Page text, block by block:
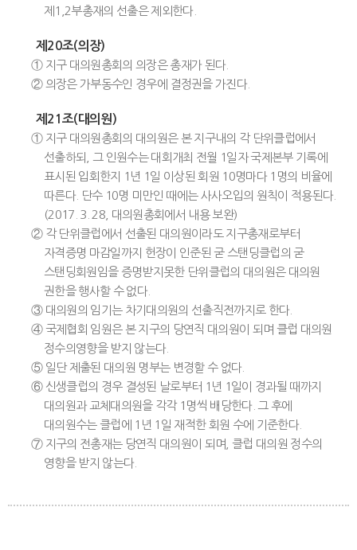
제1,2부총재의 선출은 제외한다.
제20조(의장)
① 지구 대의원총회의 의장은 총재가 된다.
② 의장은 가부동수인 경우에 결정권을 가진다.
제21조(대의원)
① 지구 대의원총회의 대의원은 본 지구내의 각 단위클럽에서
선출하되, 그 인원수는 대회개최 전월 1일자 국제본부 기록에
표시된 입회한지 1년 1일 이상된 회원 10명마다 1명의 비율에
따른다. 단수 10명 미만인 때에는 사사오입의 원칙이 적용된다.
(2017. 3. 28, 대의원총회에서 내용 보완)
② 각 단위클럽에서 선출된 대의원이라도 지구총재로부터
자격증명 마감일까지 헌장이 인준된 굳 스탠딩클럽의 굳
스탠딩회원임을 증명받지못한 단위클럽의 대의원은 대의원
권한을 행사할 수 없다.
③ 대의원의 임기는 차기대의원의 선출직전까지로 한다.
④ 국제협회 임원은 본 지구의 당연직 대의원이 되며 클럽 대의원
정수의영향을 받지 않는다.
⑤ 일단 제출된 대의원 명부는 변경할 수 없다.
⑥ 신생클럽의 경우 결성된 날로부터 1년 1일이 경과될 때까지
대의원과 교체대의원을 각각 1명씩 배당한다. 그 후에
대의원수는 클럽에 1년 1일 재적한 회원 수에 기준한다.
⑦ 지구의 전총재는 당연직 대의원이 되며, 클럽 대의원 정수의
영향을 받지 않는다.